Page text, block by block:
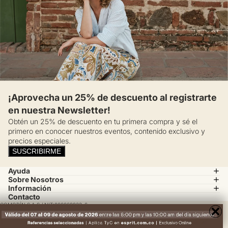
¡Aprovecha un 25% de descuento al registrarte
en nuestra Newsletter!
Obtén un 25% de descuento en tu primera compra y sé el
primero en conocer nuestros eventos, contenido exclusivo y
precios especiales.
SUSCRIBIRME
Ayuda
Sobre Nosotros
Información
Contacto
COMODÍN S.A.S / NIT:800069933-6
Calle 14 # 52 A 37 Medellín, Colombia
servicioalcliente@esprit.com.co
© 2025 ESPRIT, todos los derechos reservados
×